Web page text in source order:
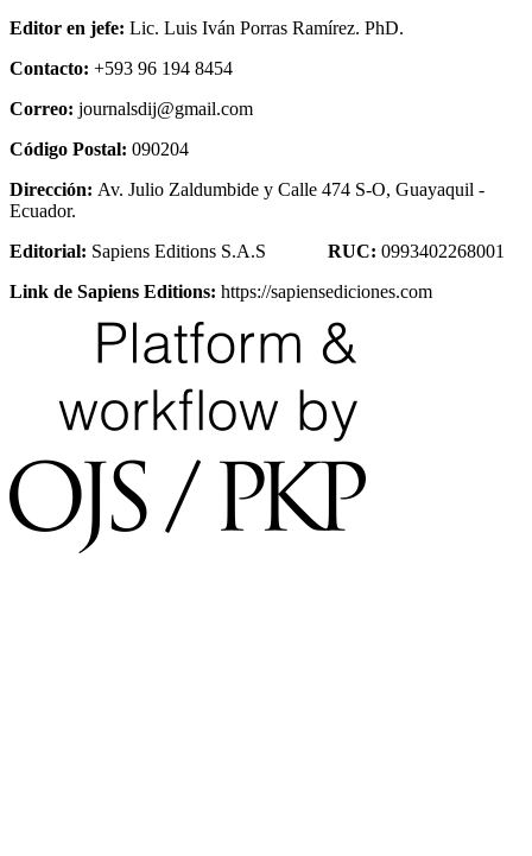
Editor en jefe: Lic. Luis Iván Porras Ramírez. PhD.
Contacto: +593 96 194 8454
Correo: journalsdij@gmail.com
Código Postal: 090204
Dirección: Av. Julio Zaldumbide y Calle 474 S-O, Guayaquil -
Ecuador.
Editorial: Sapiens Editions S.A.S RUC: 0993402268001
Link de Sapiens Editions: https://sapiensediciones.com